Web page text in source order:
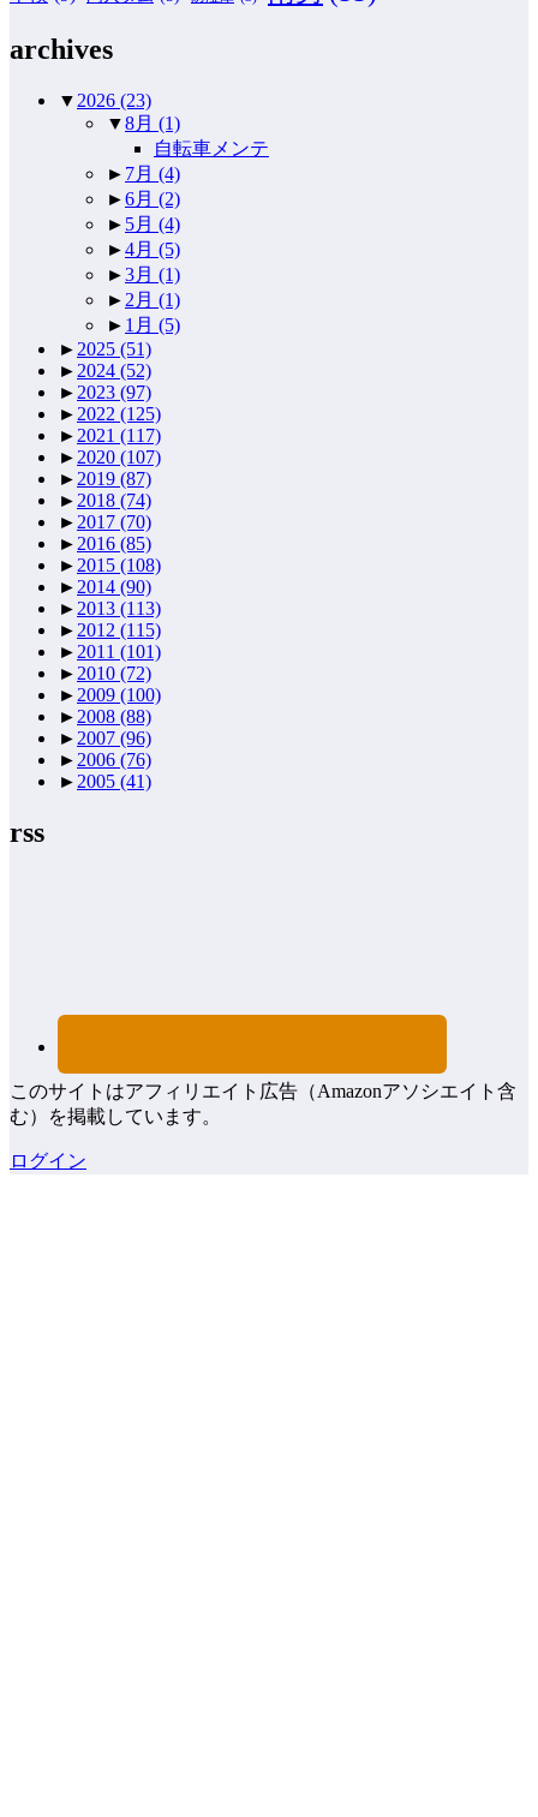
archives
▼ 2026 (23)
▼8月 (1)
自転車メンテ
► 7月 (4)
►6月 (2)
► 5月 (4)
►4月 (5)
►3月 (1)
► 2月 (1)
► 1月 (5)
► 2025 (51)
► 2024 (52)
► 2023 (97)
► 2022 (125)
► 2021 (117)
► 2020 (107)
► 2019 (87)
► 2018 (74)
► 2017 (70)
► 2016 (85)
► 2015 (108)
► 2014 (90)
► 2013 (113)
► 2012 (115)
► 2011 (101)
► 2010 (72)
► 2009 (100)
► 2008 (88)
► 2007 (96)
► 2006 (76)
► 2005 (41)
rss
このサイトはアフィリエイト広告（Amazonアソシエイト含
む）を掲載しています。
ログイン